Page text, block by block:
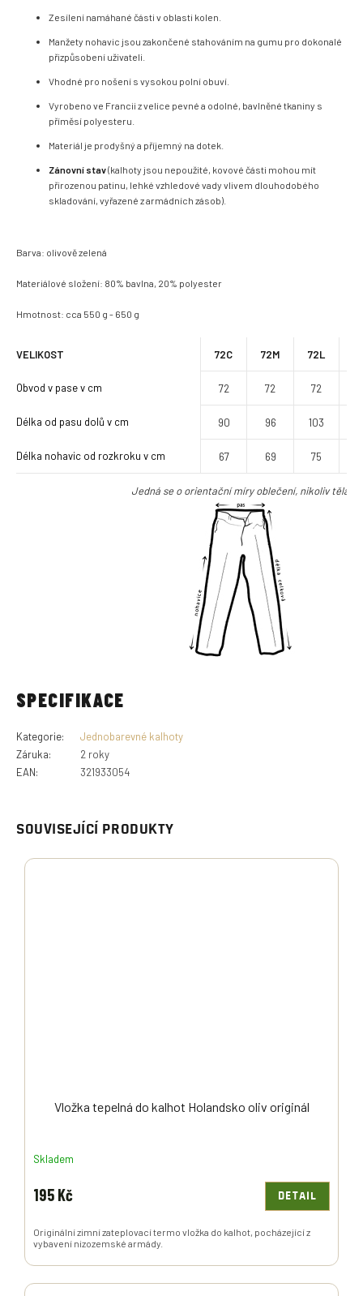
SOUVISEJÍCÍ PRODUKTY
Vložka tepelná do kalhot Holandsko oliv originál
Skladem
195 Kč DETAIL
Originální zimní zateplovací termo vložka do kalhot, pocházející z
vybavení nizozemské armády.
Zesílení namáhané části v oblasti kolen.
Manžety nohavic jsou zakončené stahováním na gumu pro dokonalé
přizpůsobení uživateli.
Vhodné pro nošení s vysokou polní obuví.
Vyrobeno ve Francii z velice pevné a odolné, bavlněné tkaniny s
příměsí polyesteru.
Materiál je prodyšný a příjemný na dotek.
Zánovní stav(kalhoty jsou nepoužité, kovové části mohou mít
přirozenou patinu, lehké vzhledové vady vlivem dlouhodobého
skladování, vyřazené z armádních zásob).
Barva: olivově zelená
Materiálové složení: 80% bavlna, 20% polyester
Hmotnost: cca 550 g - 650 g
VELIKOST 72C 72M 72L
Obvod v pase v cm 72 72 72
Délka od pasu dolů v cm 90 96 103
Délka nohavic od rozkroku v cm 67 69 75
Jedná se o orientační míry oblečení, nikoliv těla
SPECIFIKACE
Kategorie:
Jednobarevné kalhoty
Záruka:
2 roky
EAN: 321933054